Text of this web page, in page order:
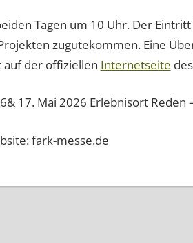
Tagen um 10 Uhr. Der
zugutekommen. Eine
der offiziellen Internetseite
17. Mai 2026 Erlebnisort Reden
fark-messe.de